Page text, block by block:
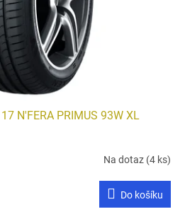
N'FERA PRIMUS 93W XL
Na dotaz (4 ks)
Do košíku